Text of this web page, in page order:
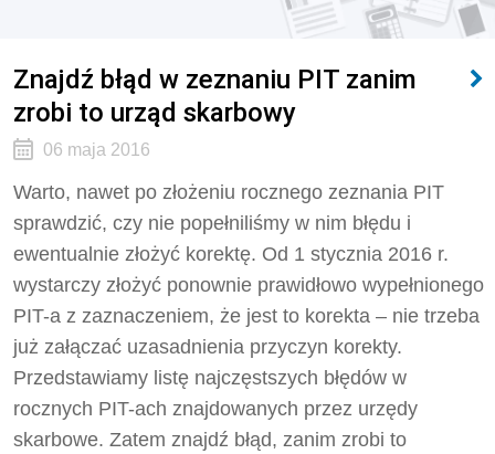
Znajdź błąd w zeznaniu PIT zanim
zrobi to urząd skarbowy
06 maja 2016
Warto, nawet po złożeniu rocznego zeznania PIT
sprawdzić, czy nie popełniliśmy w nim błędu i
ewentualnie złożyć korektę. Od 1 stycznia 2016 r.
wystarczy złożyć ponownie prawidłowo wypełnionego
PIT-a z zaznaczeniem, że jest to korekta – nie trzeba
już załączać uzasadnienia przyczyn korekty.
Przedstawiamy listę najczęstszych błędów w
rocznych PIT-ach znajdowanych przez urzędy
skarbowe. Zatem znajdź błąd, zanim zrobi to